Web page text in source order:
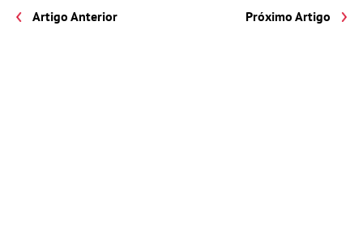
Artigo Anterior Próximo Artigo